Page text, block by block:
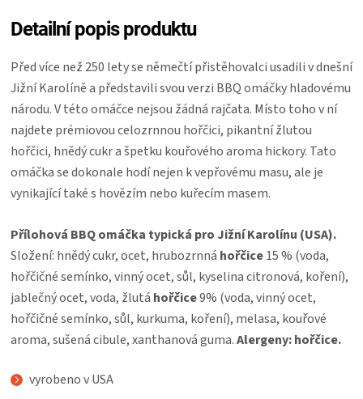
VENKOVNÍ
KUCHYNĚ
KNIHY
GRILOVÁNÍ
HAVAJSKÉ
KOŠILE
Detailní popis produktu
Před více než 250 lety se němečtí přistěhovalci usadili v dnešní
Jižní Karolíně a představili svou verzi BBQ omáčky hladovému
národu. V této omáčce nejsou žádná rajčata. Místo toho v ní
najdete prémiovou celozrnnou hořčici, pikantní žlutou
hořčici, hnědý cukr a špetku kouřového aroma hickory. Tato
omáčka se dokonale hodí nejen k vepřovému masu, ale je
vynikající také s hovězím nebo kuřecím masem.
Přílohová BBQ omáčka typická pro Jižní Karolínu (USA).
Složení: hnědý cukr, ocet, hrubozrnná hořčice15 % (voda,
hořčičné semínko, vinný ocet, sůl, kyselina citronová, koření),
jablečný ocet, voda, žlutá hořčice9% (voda, vinný ocet,
hořčičné semínko, sůl, kurkuma, koření), melasa, kouřové
aroma, sušená cibule, xanthanová guma.Alergeny: hořčice.
vyrobeno v USA